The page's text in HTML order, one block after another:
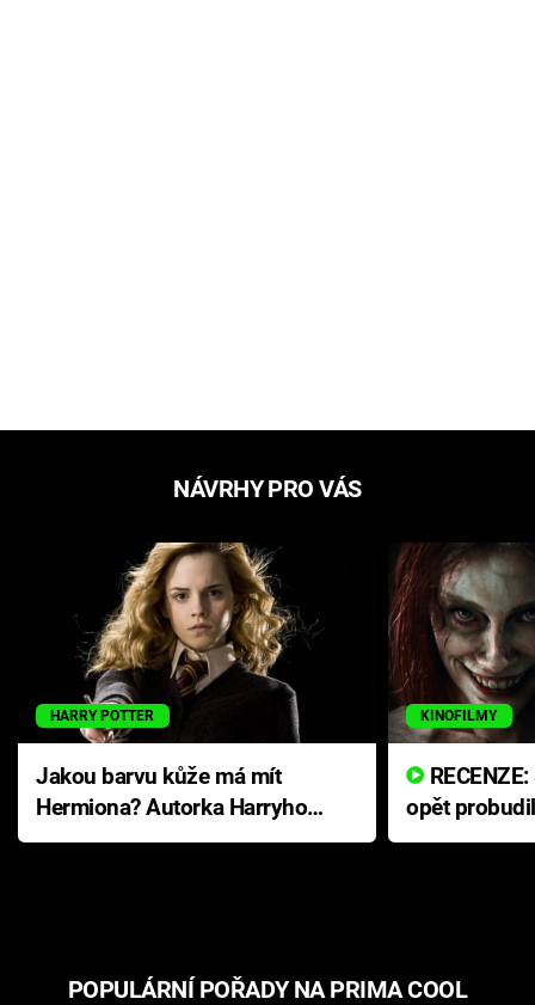
NÁVRHY PRO VÁS
HARRY POTTER
Jakou barvu kůže má mít
Hermiona? Autorka Harryho
Pottera přišla s ráznou
KINOFILMY
opět
přichází s
POPULÁRNÍ POŘADY NA PRIMA COOL